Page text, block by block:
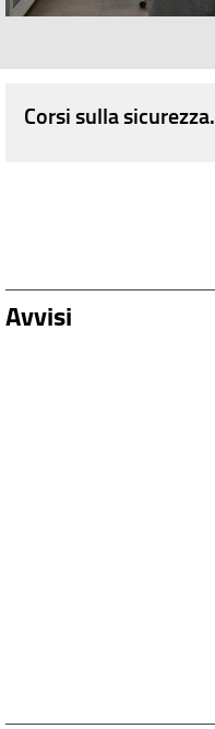
Corsi sulla sicurezza.
Avvisi